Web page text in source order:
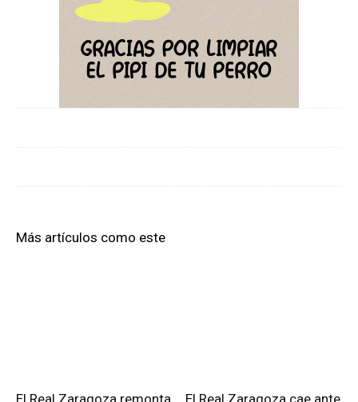
Más artículos como este
El Real Zaragoza remonta El Real Zaragoza cae ante